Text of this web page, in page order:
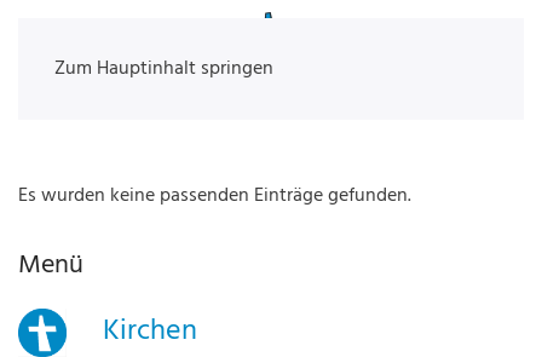
Zum Hauptinhalt springen
Es wurden keine passenden Einträge gefunden.
Menü
Kirchen